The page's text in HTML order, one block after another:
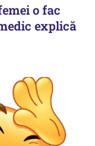
o fac
explică